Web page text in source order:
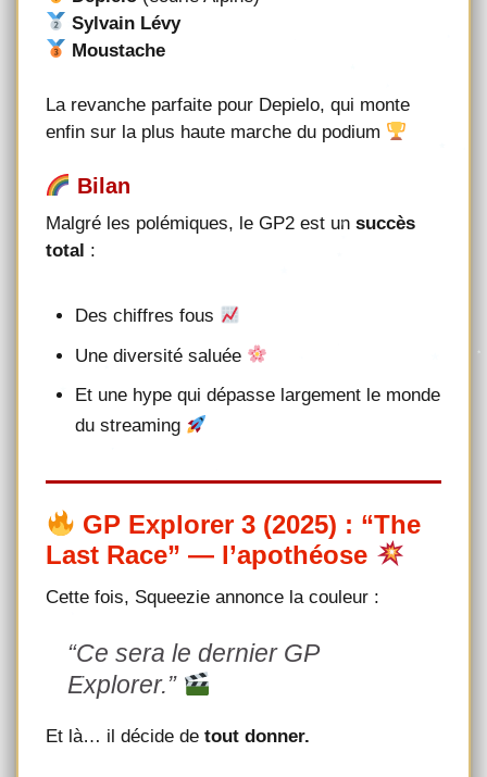
Sylvain Lévy
Moustache
La revanche parfaite pour Depielo, qui monte
enfin sur la plus haute marche du podium
Bilan
Malgré les polémiques, le GP2 est un succès
total :
Des chiffres fous
Une diversité saluée
Et une hype qui dépasse largement le monde
du streaming
GP Explorer 3 (2025) : “The
Last Race” — l’apothéose
Cette fois, Squeezie annonce la couleur :
“Ce sera le dernier GP
Explorer.”
Et là… il décide de tout donner.